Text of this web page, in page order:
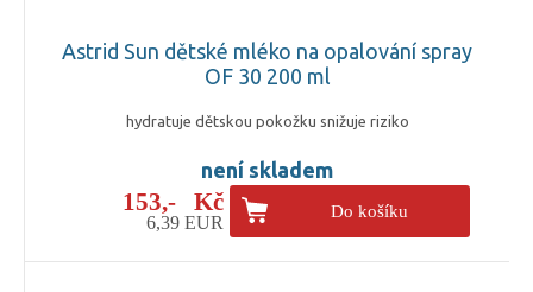
Astrid Sun dětské mléko na opalování spray
OF 30 200 ml
hydratuje dětskou pokožku snižuje riziko
není skladem
153,- Kč
6,39 EUR
Do košíku